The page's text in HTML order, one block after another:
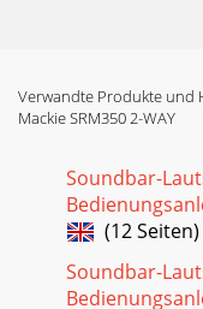
Verwandte Produkte und
Mackie SRM350 2-WAY
Soundbar-
(12 Seiten)
Soundbar-